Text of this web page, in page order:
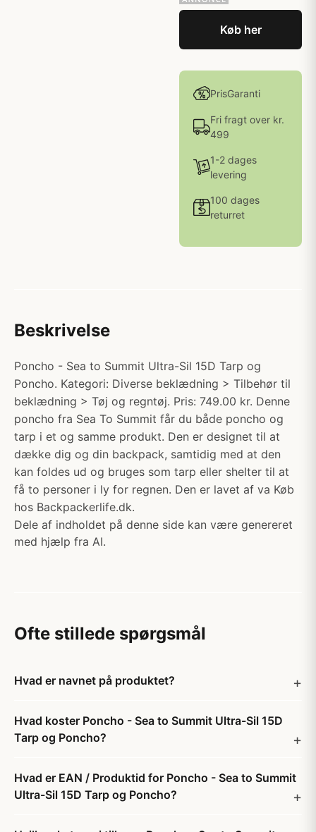
Køb her
PrisGaranti
Fri fragt over kr.
499
1-2 dages
levering
100 dages
returret
Beskrivelse
Poncho - Sea to Summit Ultra-Sil 15D Tarp og
Poncho. Kategori: Diverse beklædning > Tilbehør til
beklædning > Tøj og regntøj. Pris: 749.00 kr. Denne
poncho fra Sea To Summit får du både poncho og
tarp i et og samme produkt. Den er designet til at
dække dig og din backpack, samtidig med at den
kan foldes ud og bruges som tarp eller shelter til at
få to personer i ly for regnen. Den er lavet af va Køb
hos Backpackerlife.dk.
Dele af indholdet på denne side kan være genereret
med hjælp fra AI.
Ofte stillede spørgsmål
Hvad er navnet på produktet?
Hvad koster Poncho - Sea to Summit Ultra-Sil 15D
Tarp og Poncho?
Hvad er EAN / Produktid for Poncho - Sea to Summit
Ultra-Sil 15D Tarp og Poncho?